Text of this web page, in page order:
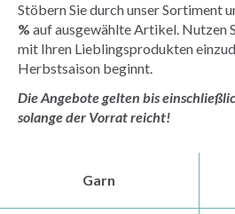
Stöbern Sie durch unser Sortiment
% auf ausgewählte Artikel. Nutzen
mit Ihren Lieblingsprodukten
Herbstsaison beginnt.
Die Angebote gelten bis
solange der Vorrat reicht!
Garn